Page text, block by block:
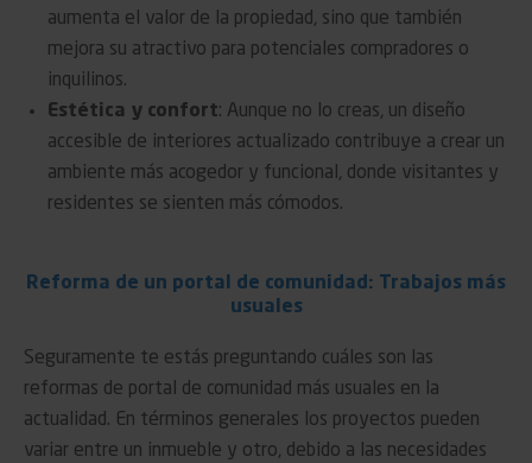
aumenta el valor de la propiedad, sino que también
mejora su atractivo para potenciales compradores o
inquilinos.
Estética y confort: Aunque no lo creas, un diseño
accesible de interiores actualizado contribuye a crear un
ambiente más acogedor y funcional, donde visitantes y
residentes se sienten más cómodos.
Reforma de un portal de comunidad: Trabajos más
usuales
Seguramente te estás preguntando cuáles son las
reformas de portal de comunidad más usuales en la
actualidad. En términos generales los proyectos pueden
variar entre un inmueble y otro, debido a las necesidades